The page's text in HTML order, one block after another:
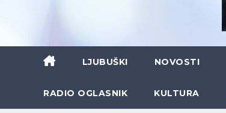
LJUBUŠKI NOVOSTI
RADIO OGLASNIK KULTURA